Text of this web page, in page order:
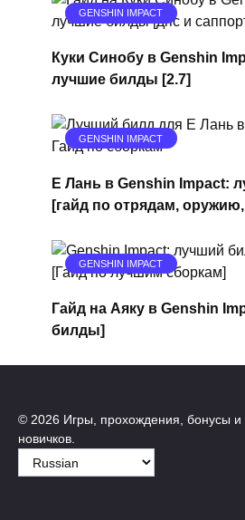
GENSHIN IMPACT
Куки Синобу в Genshin
лучшие билды [2.7]
GENSHIN IMPACT
Е Лань в Genshin Impact:
[гайд по отрядам,
GENSHIN IMPACT
Гайд на Аяку в Genshin
билды]
© 2026 Игры, прохождения, бонусы
новичков.